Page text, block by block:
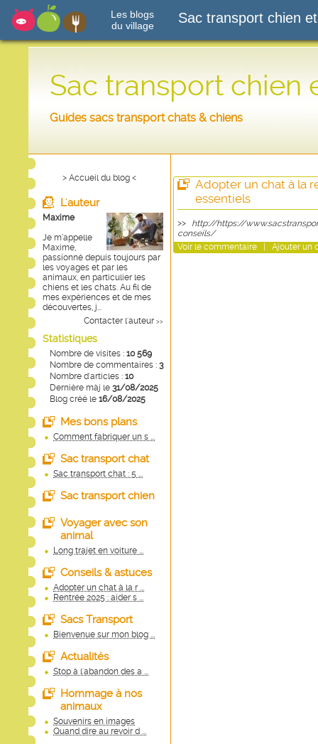
Les blogs
du village
Sac transport chien
Sac transport chien
Guides sacs transport chats & chiens
> Accueil du blog <
L'auteur
Maxime
Je m’appelle
Maxime,
passionné depuis toujours par
les voyages et par les
animaux, en particulier les
chiens et les chats. Au fil de
mes expériences et de mes
découvertes, j...
Contacter l'auteur >>
Statistiques
Nombre de visites : 10 569
Nombre de commentaires : 3
Nombre d'articles : 10
Dernière màj le 31/08/2025
Blog créé le 16/08/2025
Mes bons plans
Comment fabriquer un s ...
Sac transport chat
Sac transport chat : 5 ...
Sac transport chien
Voyager avec son
animal
Long trajet en voiture ...
Conseils & astuces
Adopter un chat à la r ...
Rentrée 2025 : aider s ...
Sacs Transport
Bienvenue sur mon blog ...
Actualités
Stop à l'abandon des a ...
Hommage à nos
animaux
Souvenirs en images
Quand dire au revoir d ...
Adopter un chat à la
essentiels
>> http://https://
conseils/
Voir le commentaire Ajouter un